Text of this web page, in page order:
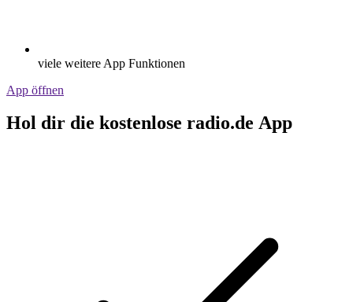
viele weitere App Funktionen
App öffnen
Hol dir die kostenlose radio.de App